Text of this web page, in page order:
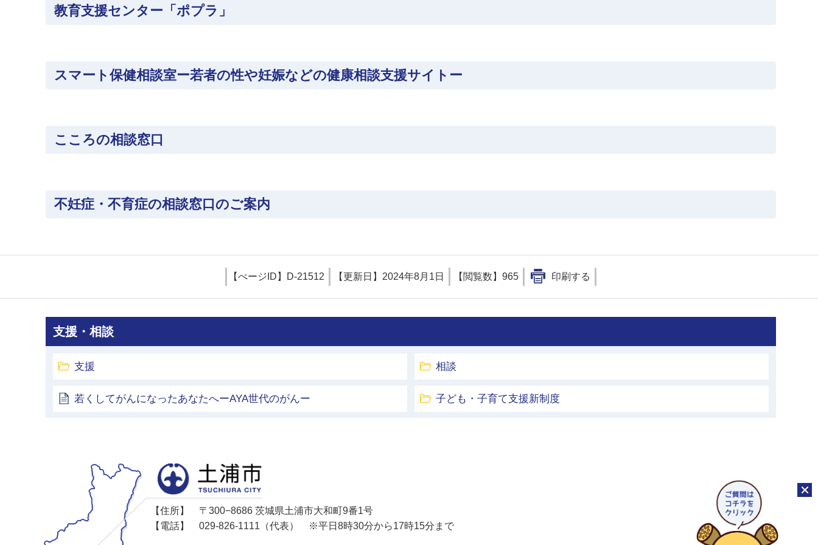
教育支援センター「ポプラ」
スマート保健相談室ー若者の性や妊娠などの健康相談支援サイトー
こころの相談窓口
不妊症・不育症の相談窓口のご案内
【ぺージID】 D-21512 【更新日】 2024年8月1日 【閲覧数】 965 印刷する
支援・相談
支援 相談
若くしてがんになったあなたへーAYA世代のがんー 子ども・子育て支援新制度
【住所】
〒300−8686 茨城県土浦市大和町9番1号
【電話】
029-826-1111（代表） ※平日8時30分から17時15分まで
チャ